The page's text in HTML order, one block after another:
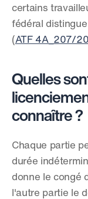
certains
fédéral
(ATF 4A_207/
Quelles
connaître ?
Chaque partie
durée
donne le congé
l'autre partie le